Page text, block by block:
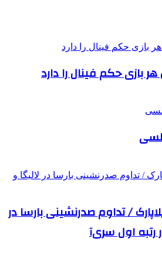
هر بازی حکم فینال را دارد
/ تداوم صدرنشینی بارسا در
رتبه اول سری‌آ